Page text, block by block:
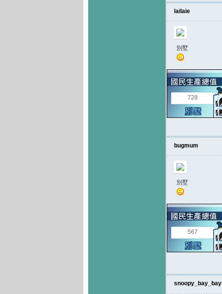
lailaie
別墅
728
bugmum
別墅
567
snoopy_bay_bay